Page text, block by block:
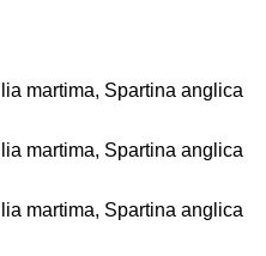
martima, Spartina anglica
martima, Spartina anglica
martima, Spartina anglica